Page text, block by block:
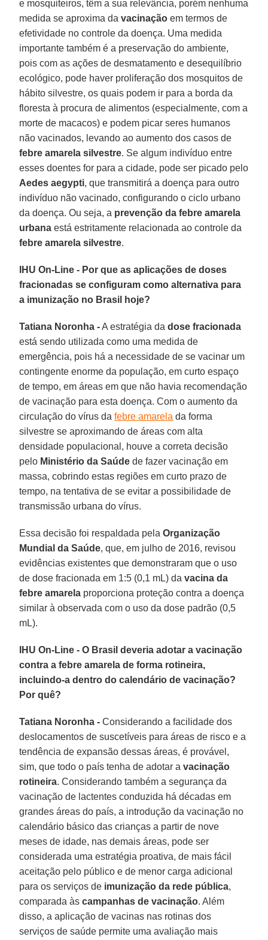
e mosquiteiros, têm a sua relevância, porém nenhuma
medida se aproxima davacinação em termos de
efetividade no controle da doença. Uma medida
importante também é a preservação do ambiente,
pois com as ações de desmatamento e desequilíbrio
ecológico, pode haver proliferação dos mosquitos de
hábito silvestre, os quais podem ir para a borda da
floresta à procura de alimentos (especialmente, com a
morte de macacos) e podem picar seres humanos
não vacinados, levando ao aumento dos casos de
febre amarela silvestre. Se algum indivíduo entre
esses doentes for para a cidade, pode ser picado pelo
Aedes aegypti, que transmitirá a doença para outro
indivíduo não vacinado, configurando o ciclo urbano
da doença. Ou seja, a prevenção da febre amarela
urbana está estritamente relacionada ao controle da
febre amarela silvestre.
IHU On-Line - Por que as aplicações de doses
fracionadas se configuram como alternativa para
a imunização no Brasil hoje?
Tatiana Noronha -A estratégia dadose fracionada
está sendo utilizada como uma medida de
emergência, pois há a necessidade de se vacinar um
contingente enorme da população, em curto espaço
de tempo, em áreas em que não havia recomendação
de vacinação para esta doença. Com o aumento da
circulação do vírus dafebre amarela da forma
silvestre se aproximando de áreas com alta
densidade populacional, houve a correta decisão
pelo Ministério da Saúde de fazer vacinação em
massa, cobrindo estas regiões em curto prazo de
tempo, na tentativa de se evitar a possibilidade de
transmissão urbana do vírus.
Essa decisão foi respaldada pela Organização
Mundial da Saúde, que, em julho de 2016, revisou
evidências existentes que demonstraram que o uso
de dose fracionada em 1:5 (0,1 mL) davacina da
febre amarela proporciona proteção contra a doença
similar à observada com o uso da dose padrão (0,5
mL).
IHU On-Line - O Brasil deveria adotar a vacinação
contra a febre amarela de forma rotineira,
incluindo-a dentro do calendário de vacinação?
Por quê?
Tatiana Noronha - Considerando a facilidade dos
deslocamentos de suscetíveis para áreas de risco e a
tendência de expansão dessas áreas, é provável,
sim, que todo o país tenha de adotar avacinação
rotineira. Considerando também a segurança da
vacinação de lactentes conduzida há décadas em
grandes áreas do país, a introdução da vacinação no
calendário básico das crianças a partir de nove
meses de idade, nas demais áreas, pode ser
considerada uma estratégia proativa, de mais fácil
aceitação pelo público e de menor carga adicional
para os serviços de imunização da rede pública,
comparada àscampanhas de vacinação. Além
disso, a aplicação de vacinas nas rotinas dos
serviços de saúde permite uma avaliação mais